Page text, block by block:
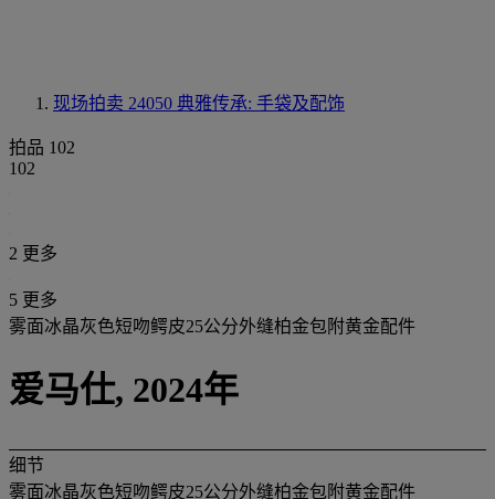
现场拍卖 24050 典雅传承: 手袋及配饰
拍品 102
102
2 更多
5 更多
雾面冰晶灰色短吻鳄皮25公分外缝柏金包附黄金配件
爱马仕, 2024年
细节
雾面冰晶灰色短吻鳄皮25公分外缝柏金包附黄金配件